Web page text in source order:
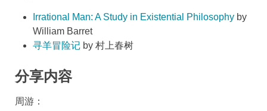
Irrational Man: A Study in Existential Philosophy by
William Barret
寻羊冒险记 by 村上春树
分享内容
周游：